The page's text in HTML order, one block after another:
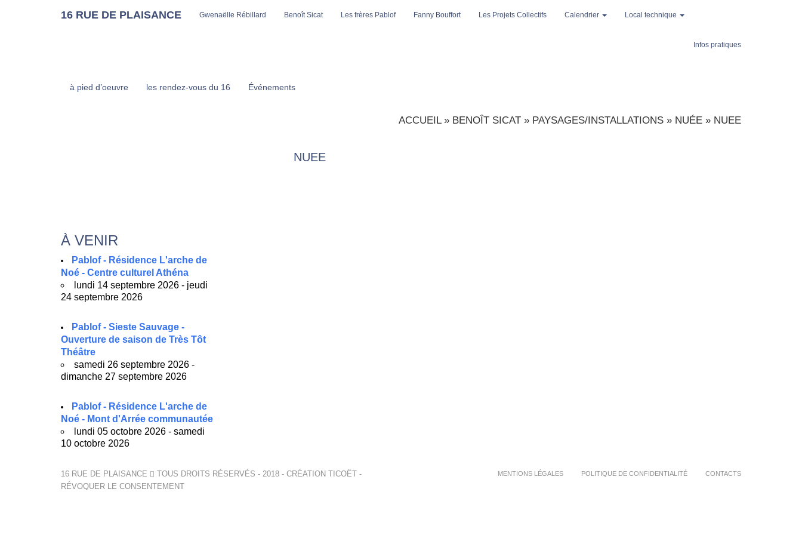
16 RUE DE PLAISANCE Gwenaëlle Rébillard Benoît Sicat Les frères Pablof Fanny Bouffort Les Projets Collectifs Calendrier Local technique
Infos pratiques
à pied d’oeuvre les rendez-vous du 16 Événements
ACCUEIL» BENOÎT SICAT » PAYSAGES/INSTALLATIONS » NUÉE » NUEE
NUEE
À VENIR
Pablof - Résidence L'arche de
Noé - Centre culturel Athéna
lundi 14 septembre 2026 - jeudi
24 septembre 2026
Pablof - Sieste Sauvage -
Ouverture de saison de Très Tôt
Théâtre
samedi 26 septembre 2026 -
dimanche 27 septembre 2026
Pablof - Résidence L'arche de
Noé - Mont d'Arrée communautée
lundi 05 octobre 2026 - samedi
10 octobre 2026
16 RUE DE PLAISANCE TOUS DROITS RÉSERVÉS - 2018 - CRÉATION TICOËT -
RÉVOQUER LE CONSENTEMENT
MENTIONS LÉGALES POLITIQUE DE CONFIDENTIALITÉ CONTACTS